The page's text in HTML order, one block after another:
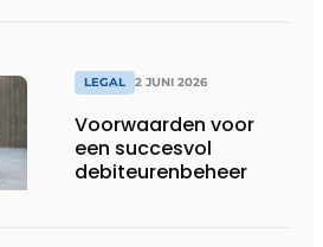
LEGAL 2 JUNI 2026
Voorwaarden voor
een succesvol
debiteurenbeheer